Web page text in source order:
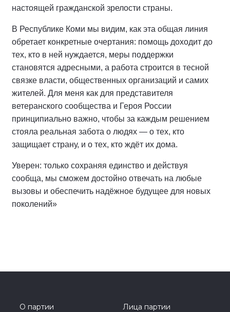
настоящей гражданской зрелости страны.
В Республике Коми мы видим, как эта общая линия
обретает конкретные очертания: помощь доходит до
тех, кто в ней нуждается, меры поддержки
становятся адресными, а работа строится в тесной
связке власти, общественных организаций и самих
жителей. Для меня как для представителя
ветеранского сообщества и Героя России
принципиально важно, чтобы за каждым решением
стояла реальная забота о людях — о тех, кто
защищает страну, и о тех, кто ждёт их дома.
Уверен: только сохраняя единство и действуя
сообща, мы сможем достойно отвечать на любые
вызовы и обеспечить надёжное будущее для новых
поколений»
О партии
Лица партии